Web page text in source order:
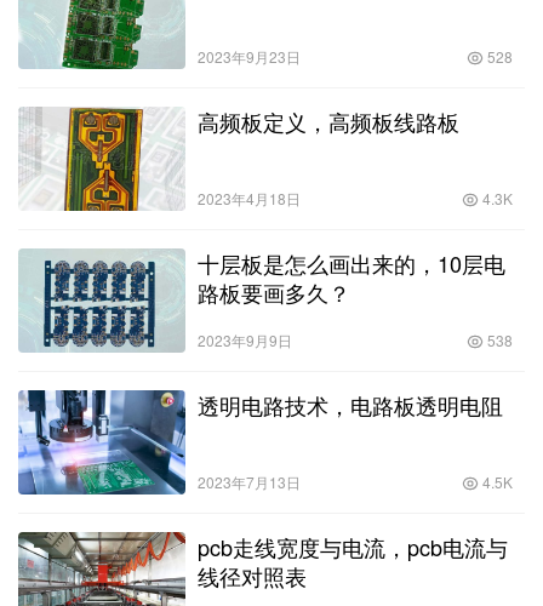
2023年9月23日 528
高频板定义，高频板线路板
2023年4月18日 4.3K
十层板是怎么画出来的，10层电
路板要画多久？
2023年9月9日 538
透明电路技术，电路板透明电阻
2023年7月13日 4.5K
pcb走线宽度与电流，pcb电流与
线径对照表